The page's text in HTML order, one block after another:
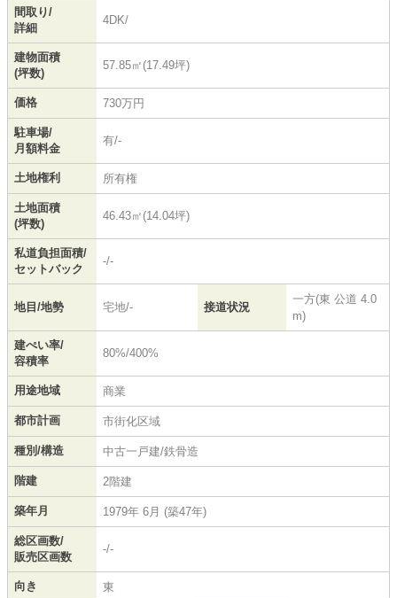
間取り/
詳細
4DK/
建物面積
(坪数)
57.85㎡(17.49坪)
価格 730万円
駐車場/
月額料金
有/-
土地権利 所有権
土地面積
(坪数)
46.43㎡(14.04坪)
私道負担面積/
セットバック
-/-
地目/地勢 宅地/- 接道状況
一方(東 公道 4.0
m)
建ぺい率/
容積率
80%/400%
用途地域 商業
都市計画 市街化区域
種別/構造 中古一戸建/鉄骨造
階建 2階建
築年月 1979年 6月 (築47年)
総区画数/
販売区画数
-/-
向き 東